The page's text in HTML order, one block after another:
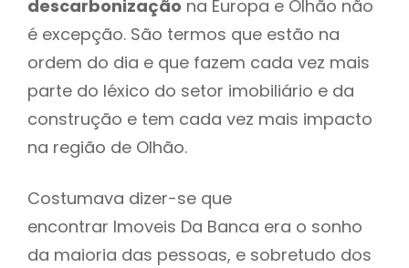
descarbonização na Europa e Olhão não
é excepção. São termos que estão na
ordem do dia e que fazem cada vez mais
parte do léxico do setor imobiliário e da
construção e tem cada vez mais impacto
na região de Olhão.
Costumava dizer-se que
encontrar Imoveis Da Banca era o sonho
da maioria das pessoas, e sobretudo dos